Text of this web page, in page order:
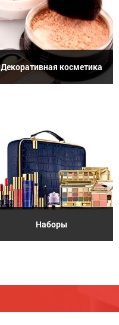
Декоративная косметика
Наборы